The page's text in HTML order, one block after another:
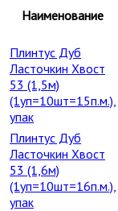
Наименование
Плинтус Дуб
Ласточкин Хвост
53 (1,5м)
(1уп=10шт=15п.м.),
упак
Плинтус Дуб
Ласточкин Хвост
53 (1,6м)
(1уп=10шт=16п.м.),
упак